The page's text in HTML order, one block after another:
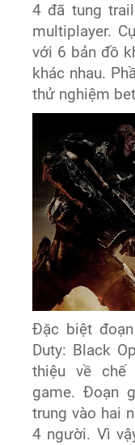
4 đã tung
multiplayer.
với 6 bản đồ
khác nhau.
thử nghiệm
Đặc biệt
Duty: Black
thiệu về chế
game. Đoạn
trung vào hai
4 người. Vì